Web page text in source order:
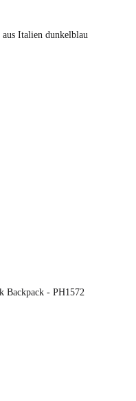
aus Italien dunkelblau